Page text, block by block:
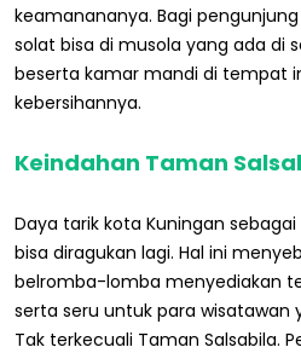
keamanananya. Bagi
solat bisa di musola yang ada di
beserta kamar mandi di tempat
kebersihannya.
Keindahan Taman
Daya tarik kota Kuningan
bisa diragukan lagi. Hal ini
belromba-lomba menyediakan
serta seru untuk para wisatawan
Tak terkecuali Taman Salsabila.